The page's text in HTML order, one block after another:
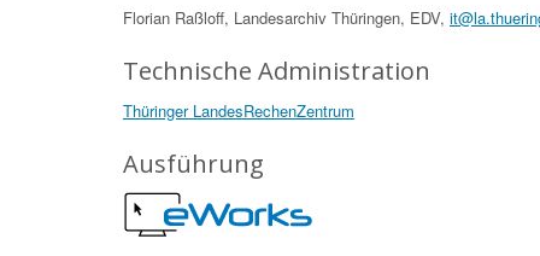
Florian Raßloff, Landesarchiv Thüringen, EDV,
Technische Administration
Thüringer LandesRechenZentrum
Ausführung